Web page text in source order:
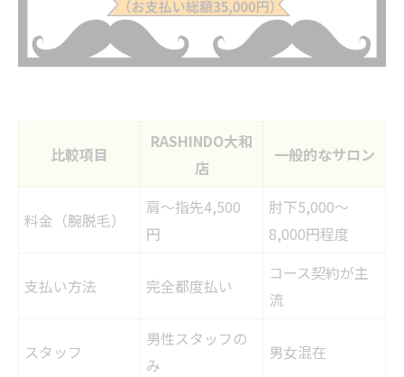
比較項目
RASHINDO大和
店
一般的なサロン
料金（腕脱毛）
肩～指先4,500
円
肘下5,000〜
8,000円程度
支払い方法 完全都度払い
コース契約が主
流
スタッフ
男性スタッフの
み
男女混在